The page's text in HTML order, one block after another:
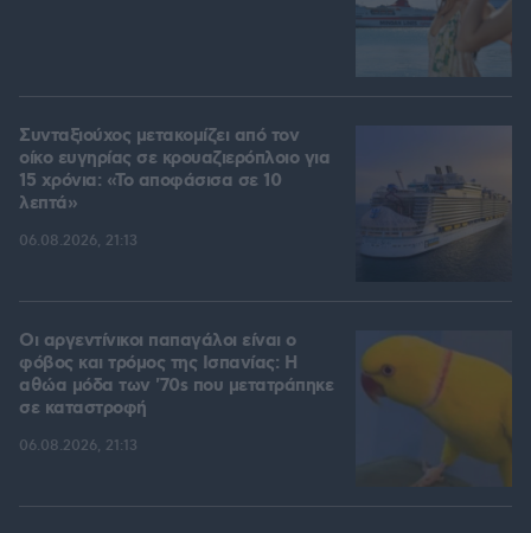
Συνταξιούχος μετακομίζει από τον
οίκο ευγηρίας σε κρουαζιερόπλοιο για
15 χρόνια: «Το αποφάσισα σε 10
λεπτά»
06.08.2026, 21:13
Οι αργεντίνικοι παπαγάλοι είναι ο
φόβος και τρόμος της Ισπανίας: Η
αθώα μόδα των '70s που μετατράπηκε
σε καταστροφή
06.08.2026, 21:13